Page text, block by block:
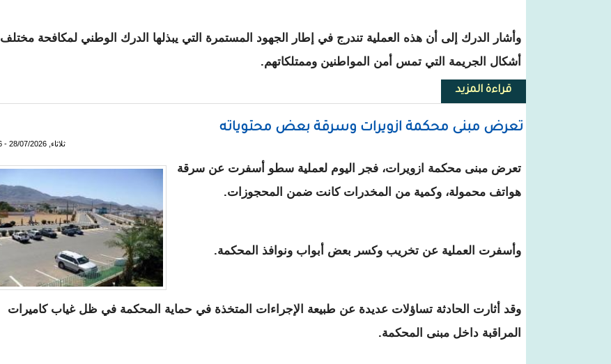
وأشار الدرك إلى أن هذه العملية تندرج في إطار الجهود المستمرة التي يبذلها الدرك الوطني لمكافحة مختلف
أشكال الجريمة التي تمس أمن المواطنين وممتلكاتهم.
قراءة المزيدحول الدرك يفكك شبكة متهمة بتزوير الوثائق العقارية والاتجار بالقطع الأرضية
تعرض مبنى محكمة ازويرات وسرقة بعض محتوياته
ثلاثاء, 28/07/2026 - 18:26
تعرض مبنى محكمة ازويرات، فجر اليوم لعملية سطو أسفرت عن سرقة
هواتف محمولة، وكمية من المخدرات كانت ضمن المحجوزات.
وأسفرت العملية عن تخريب وكسر بعض أبواب ونوافذ المحكمة.
وقد أثارت الحادثة تساؤلات عديدة عن طبيعة الإجراءات المتخذة في حماية المحكمة في ظل غياب كاميرات
المراقبة داخل مبنى المحكمة.